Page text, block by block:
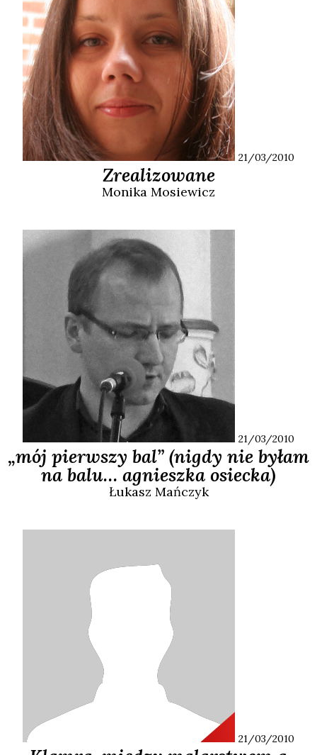
21/03/2010
Zrealizowane
Monika Mosiewicz
21/03/2010
„mój pierwszy bal” (nigdy nie byłam
na balu… agnieszka osiecka)
Łukasz Mańczyk
21/03/2010